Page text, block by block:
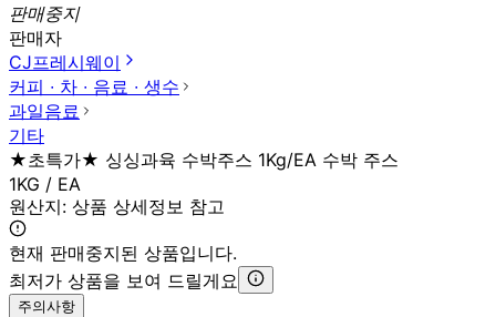
판매중지
판매자
CJ프레시웨이
커피 ∙ 차 ∙ 음료 ∙ 생수
과일음료
기타
★초특가★ 싱싱과육 수박주스 1Kg/EA 수박 주스
1KG / EA
원산지: 상품 상세정보 참고
현재 판매중지된 상품입니다.
최저가 상품을 보여 드릴게요
주의사항